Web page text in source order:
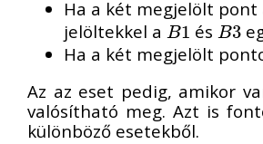
Ha a két megjelölt pont
jelöltekkel a B1
B1 és B3
B3
Ha a két megjelölt
Az az eset pedig, amikor
valósítható meg. Azt is
különböző esetekből.